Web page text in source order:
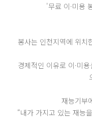
'무료 이·미용
봉사는 인천지역에 위치
경제적인 이유로 이·미
재능기부
“내가 가지고 있는 재능